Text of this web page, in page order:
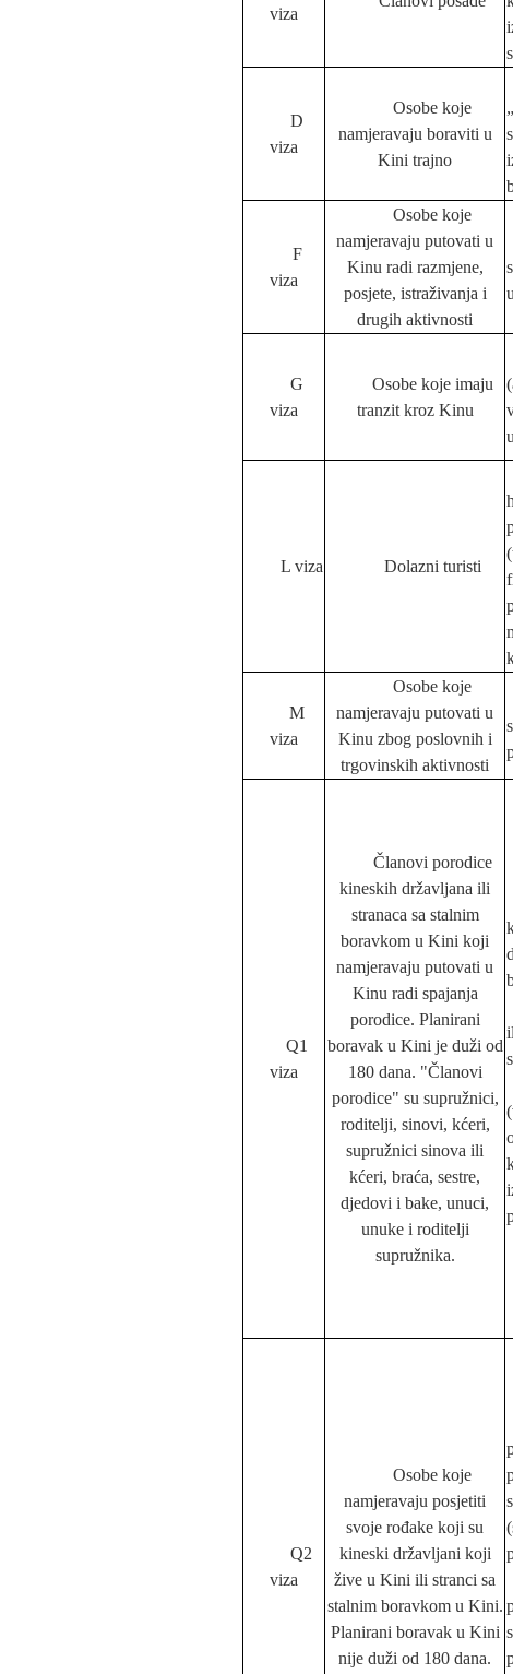
viza
D
viza
Osobe koje
namjeravaju boraviti u
Kini trajno
F
viza
Osobe koje
namjeravaju putovati u
Kinu radi razmjene,
posjete, istraživanja i
drugih aktivnosti
G
viza
Osobe koje imaju
tranzit kroz Kinu
L viza Dolazni turisti
M
viza
Osobe koje
namjeravaju putovati u
Kinu zbog poslovnih i
trgovinskih aktivnosti
Q1
viza
Članovi porodice
kineskih državljana ili
stranaca sa stalnim
boravkom u Kini koji
namjeravaju putovati u
Kinu radi spajanja
porodice. Planirani
boravak u Kini je duži od
180 dana. "Članovi
porodice" su supružnici,
roditelji, sinovi, kćeri,
supružnici sinova ili
kćeri, braća, sestre,
djedovi i bake, unuci,
unuke i roditelji
supružnika.
Q2
viza
Osobe koje
namjeravaju posjetiti
svoje rođake koji su
kineski državljani koji
žive u Kini ili stranci sa
stalnim boravkom u Kini.
Planirani boravak u Kini
nije duži od 180 dana.